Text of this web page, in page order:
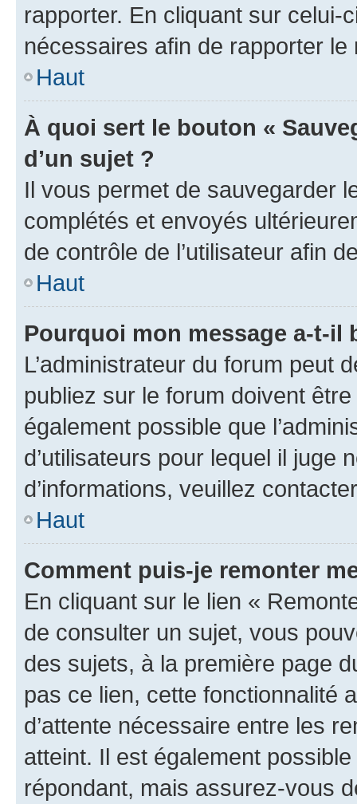
rapporter. En cliquant sur
nécessaires afin de rapporter le
Haut
À quoi sert le bouton «
d’un sujet ?
Il vous permet de sauvegarder
complétés et envoyés
de contrôle de l’utilisateur afin
Haut
Pourquoi mon message a-t-il
L’administrateur du forum peut
publiez sur le forum doivent
également possible que
d’utilisateurs pour lequel il juge
d’informations, veuillez
Haut
Comment puis-je remonter
En cliquant sur le lien «
de consulter un sujet, vous
des sujets, à la première page
pas ce lien, cette fonctionnalité
d’attente nécessaire entre les
atteint. Il est également
répondant, mais assurez-vous